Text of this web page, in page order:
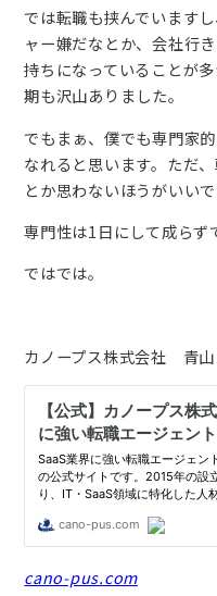
では転職も挟んでいます
ャー嫌だなとか、会社行
持ちになっていることが
期も沢山ありました。
でもまぁ、僕でも専門家
なれると思います。ただ
とか思わないほうがいいで
専門性は1日にして成らず
ではでは。
カノープス株式会社 青山
cano-pus.com